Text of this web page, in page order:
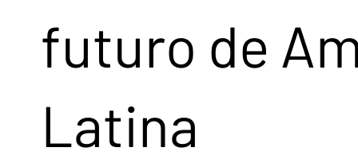
futuro de
Latina